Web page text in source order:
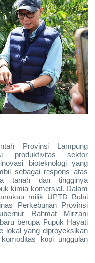
Provinsi Lampung
produktivitas sektor
bioteknologi yang
sebagai respons atas
tanah dan tingginya
kimia komersial. Dalam
milik UPTD Balai
Perkebunan Provinsi
Rahmat Mirzani
berupa Pupuk Hayati
lokal yang diproyeksikan
kopi unggulan